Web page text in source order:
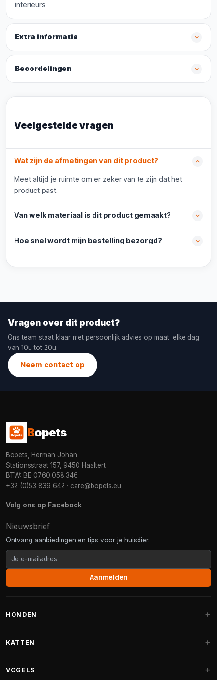
interieurs.
Extra informatie
Beoordelingen
Veelgestelde vragen
Wat zijn de afmetingen van dit product?
Meet altijd je ruimte om er zeker van te zijn dat het
product past.
Van welk materiaal is dit product gemaakt?
Hoe snel wordt mijn bestelling bezorgd?
Vragen over dit product?
Ons team staat klaar met persoonlijk advies op maat, elke dag
van 10u tot 20u.
Neem contact op
Bopets
Bopets, Herman Johan
Stationsstraat 157, 9450 Haaltert
BTW: BE 0760.058.346
+32 (0)53 839 642 · care@bopets.eu
Volg ons op Facebook
Nieuwsbrief
Ontvang aanbiedingen en tips voor je huisdier.
Aanmelden
HONDEN
Fantail hondenmanden
KATTEN
VOGELS